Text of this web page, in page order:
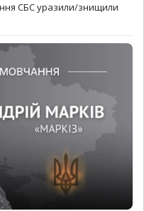
СБС уразили/знищили